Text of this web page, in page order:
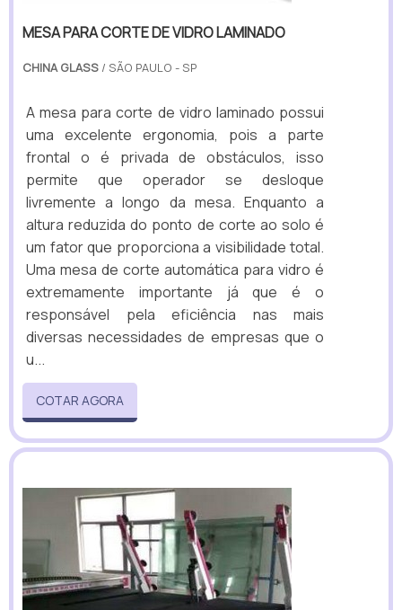
MESA PARA CORTE DE VIDRO LAMINADO
CHINA GLASS / SÃO PAULO - SP
A mesa para corte de vidro laminado possui
uma excelente ergonomia, pois a parte
frontal o é privada de obstáculos, isso
permite que operador se desloque
livremente a longo da mesa. Enquanto a
altura reduzida do ponto de corte ao solo é
um fator que proporciona a visibilidade total.
Uma mesa de corte automática para vidro é
extremamente importante já que é o
responsável pela eficiência nas mais
diversas necessidades de empresas que o
u...
COTAR AGORA